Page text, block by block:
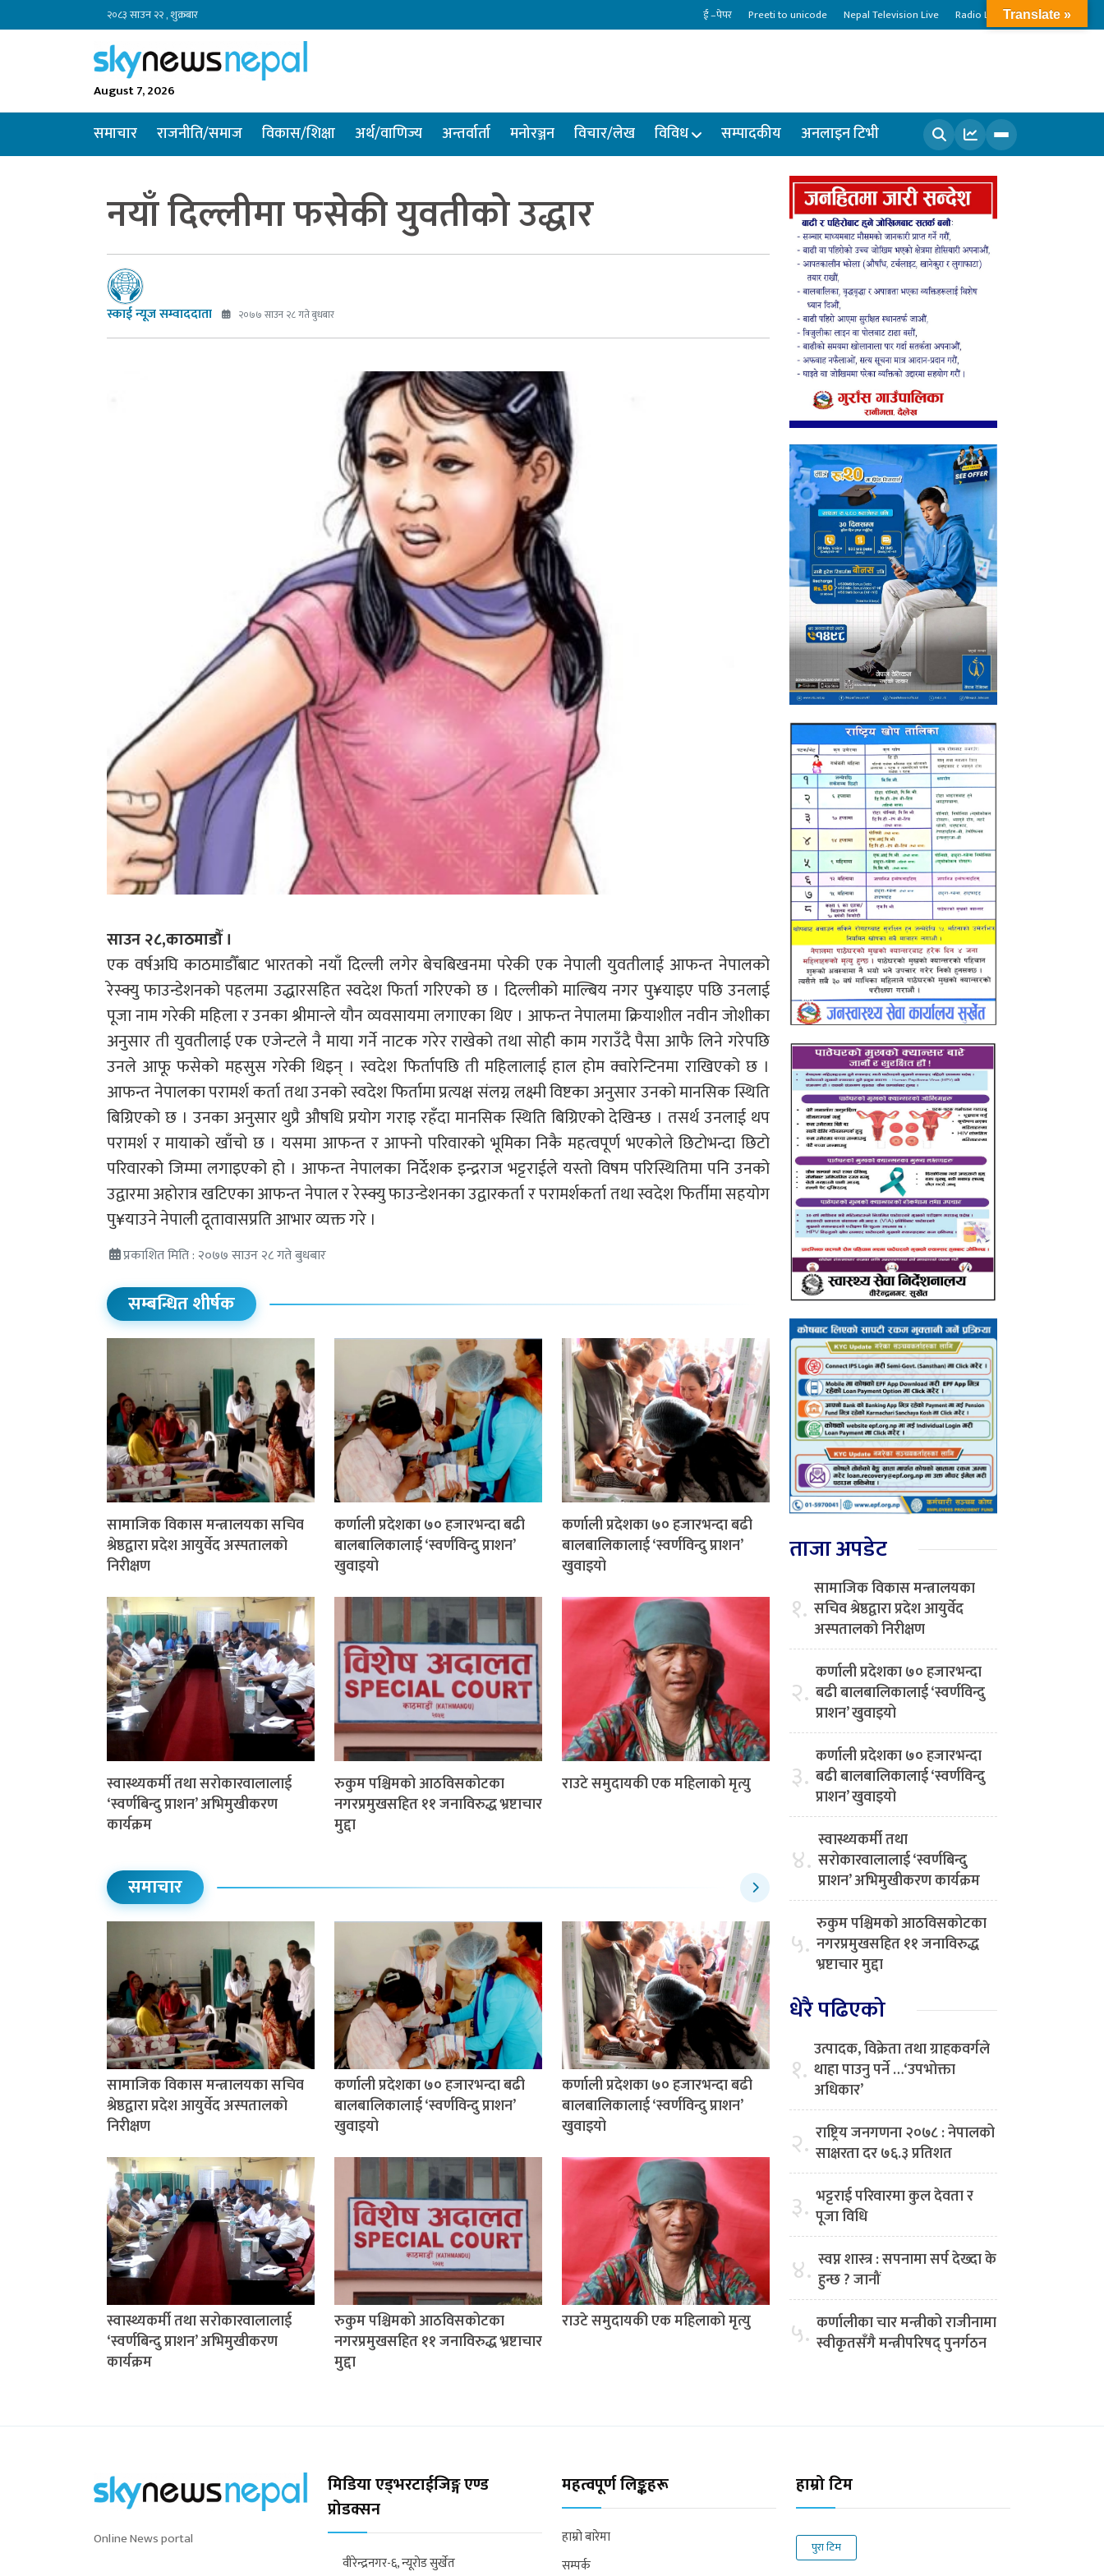
२०८३ साउन २२ , शुक्रबार ई –पेपर Preeti to unicode Nepal Television Live Radio Live
August 7, 2026
समाचार राजनीति/समाज विकास/शिक्षा अर्थ/वाणिज्य अन्तर्वार्ता मनोरञ्जन विचार/लेख विविध सम्पादकीय अनलाइन टिभी
खोज्नुहोस
नयाँ दिल्लीमा फसेकी युवतीको उद्धार
स्काई न्यूज सम्वाददाता २०७७ साउन २८ गते बुधबार
साउन २८,काठमाडौँ ।
एक वर्षअघि काठमाडौँबाट भारतको नयाँ दिल्ली लगेर बेचबिखनमा परेकी एक नेपाली युवतीलाई आफन्त नेपालको
रेस्क्यु फाउन्डेशनको पहलमा उद्धारसहित स्वदेश फिर्ता गरिएको छ । दिल्लीको माल्बिय नगर पु¥याइए पछि उनलाई
पूजा नाम गरेकी महिला र उनका श्रीमान्ले यौन व्यवसायमा लगाएका थिए । आफन्त नेपालमा क्रियाशील नवीन जोशीका
अनुसार ती युवतीलाई एक एजेन्टले नै माया गर्ने नाटक गरेर राखेको तथा सोही काम गराउँदै पैसा आफै लिने गरेपछि
उनले आफू फसेको महसुस गरेकी थिइन् । स्वदेश फिर्तापछि ती महिलालाई हाल होम क्वारेन्टिनमा राखिएको छ ।
आफन्त नेपालका परामर्श कर्ता तथा उनको स्वदेश फिर्तामा प्रत्यक्ष संलग्न लक्ष्मी विष्टका अनुसार उनको मानसिक स्थिति
बिग्रिएको छ । उनका अनुसार थुप्रै औषधि प्रयोग गराइ रहँदा मानसिक स्थिति बिग्रिएको देखिन्छ । तसर्थ उनलाई थप
परामर्श र मायाको खाँचो छ । यसमा आफन्त र आफ्नो परिवारको भूमिका निकै महत्वपूर्ण भएकोले छिटोभन्दा छिटो
परिवारको जिम्मा लगाइएको हो । आफन्त नेपालका निर्देशक इन्द्रराज भट्टराईले यस्तो विषम परिस्थितिमा पनि उनको
उद्वारमा अहोरात्र खटिएका आफन्त नेपाल र रेस्क्यु फाउन्डेशनका उद्वारकर्ता र परामर्शकर्ता तथा स्वदेश फिर्तीमा सहयोग
पु¥याउने नेपाली दूतावासप्रति आभार व्यक्त गरे ।
प्रकाशित मिति : २०७७ साउन २८ गते बुधबार
सम्बन्धित शीर्षक
सामाजिक विकास मन्त्रालयका सचिव
श्रेष्ठद्वारा प्रदेश आयुर्वेद अस्पतालको
निरीक्षण
कर्णाली प्रदेशका ७० हजारभन्दा बढी
बालबालिकालाई ‘स्वर्णविन्दु प्राशन’
खुवाइयो
कर्णाली प्रदेशका ७० हजारभन्दा बढी
बालबालिकालाई ‘स्वर्णविन्दु प्राशन’
खुवाइयो
स्वास्थ्यकर्मी तथा सरोकारवालालाई
‘स्वर्णबिन्दु प्राशन’ अभिमुखीकरण
कार्यक्रम
रुकुम पश्चिमको आठविसकोटका
नगरप्रमुखसहित ११ जनाविरुद्ध भ्रष्टाचार
मुद्दा
राउटे समुदायकी एक महिलाको मृत्यु
समाचार
सामाजिक विकास मन्त्रालयका सचिव
श्रेष्ठद्वारा प्रदेश आयुर्वेद अस्पतालको
निरीक्षण
कर्णाली प्रदेशका ७० हजारभन्दा बढी
बालबालिकालाई ‘स्वर्णविन्दु प्राशन’
खुवाइयो
कर्णाली प्रदेशका ७० हजारभन्दा बढी
बालबालिकालाई ‘स्वर्णविन्दु प्राशन’
खुवाइयो
स्वास्थ्यकर्मी तथा सरोकारवालालाई
‘स्वर्णबिन्दु प्राशन’ अभिमुखीकरण
कार्यक्रम
रुकुम पश्चिमको आठविसकोटका
नगरप्रमुखसहित ११ जनाविरुद्ध भ्रष्टाचार
मुद्दा
राउटे समुदायकी एक महिलाको मृत्यु
ताजा अपडेट
१. सामाजिक विकास मन्त्रालयका
सचिव श्रेष्ठद्वारा प्रदेश आयुर्वेद
अस्पतालको निरीक्षण
२. कर्णाली प्रदेशका ७० हजारभन्दा
बढी बालबालिकालाई ‘स्वर्णविन्दु
प्राशन’ खुवाइयो
३. कर्णाली प्रदेशका ७० हजारभन्दा
बढी बालबालिकालाई ‘स्वर्णविन्दु
प्राशन’ खुवाइयो
४. स्वास्थ्यकर्मी तथा
सरोकारवालालाई ‘स्वर्णबिन्दु
प्राशन’ अभिमुखीकरण कार्यक्रम
५. रुकुम पश्चिमको आठविसकोटका
नगरप्रमुखसहित ११ जनाविरुद्ध
भ्रष्टाचार मुद्दा
धेरै पढिएको
१. उत्पादक, विक्रेता तथा ग्राहकवर्गले
थाहा पाउनु पर्ने …‘उपभोक्ता
अधिकार’
२. राष्ट्रिय जनगणना २०७८ : नेपालको
साक्षरता दर ७६.३ प्रतिशत
३. भट्टराई परिवारमा कुल देवता र
पूजा विधि
४. स्वप्न शास्त्र : सपनामा सर्प देख्दा के
हुन्छ ? जानौं
५. कर्णालीका चार मन्त्रीको राजीनामा
स्वीकृतसँगै मन्त्रीपरिषद् पुनर्गठन
Online News portal
मिडिया एड्भरटाईजिङ्ग एण्ड
प्रोडक्सन
वीरेन्द्रनगर-६, न्यूरोड सुर्खेत
महत्वपूर्ण लिङ्कहरू
हाम्रो बारेमा
सम्पर्क
हाम्रो टिम
पुरा टिम
Translate »